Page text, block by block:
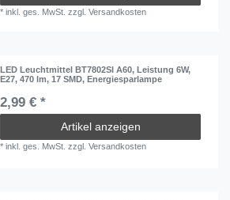
*inkl. ges. MwSt. zzgl.Versandkosten
LED Leuchtmittel BT7802SI A60, Leistung 6W,
E27, 470 lm, 17 SMD, Energiesparlampe
2,99 € *
Artikel anzeigen
*inkl. ges. MwSt. zzgl.Versandkosten